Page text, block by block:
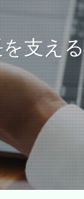
支え
支え
支え